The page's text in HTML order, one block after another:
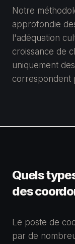
Notre
approfondie
l'adéquation
croissance de
uniquement
correspondent
Quels
des
Le poste de
par de